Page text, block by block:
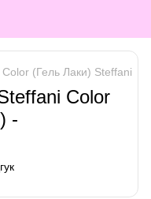
Color (Гель Лаки) Steffani
Color
-